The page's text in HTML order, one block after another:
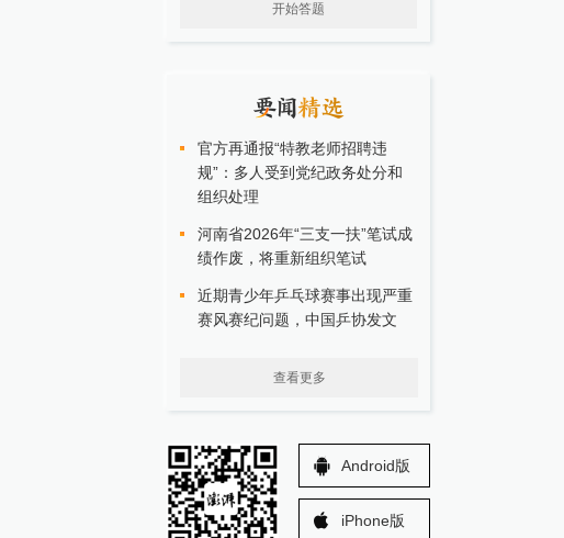
开始答题
官方再通报“特教老师招聘违
规”：多人受到党纪政务处分和
组织处理
河南省2026年“三支一扶”笔试成
绩作废，将重新组织笔试
近期青少年乒乓球赛事出现严重
赛风赛纪问题，中国乒协发文
查看更多
Android版
iPhone版